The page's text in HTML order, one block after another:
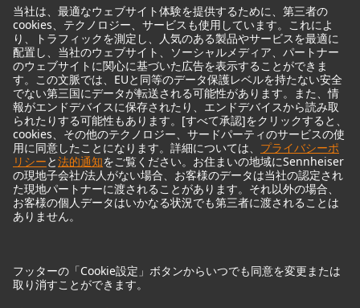
歴史的なマイクロフォン
Audio Interface
Imprint